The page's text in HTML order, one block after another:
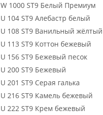
W 1000 ST9 Белый Премиум
U 104 ST9 Алебастр белый
U 108 ST9 Ванильный жёлтый
U 113 ST9 Коттон бежевый
U 156 ST9 Бежевый песок
U 200 ST9 Бежевый
U 201 ST9 Серая галька
U 216 ST9 Камель бежевый
U 222 ST9 Крем бежевый